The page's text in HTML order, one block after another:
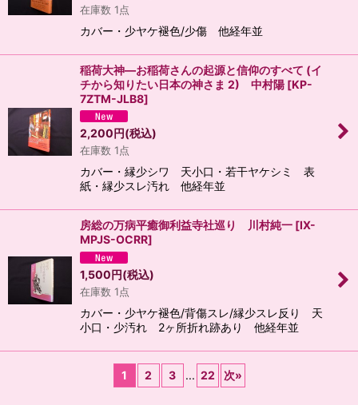
在庫数 1点
カバー・少ヤケ褪色/少傷 他経年並
稲荷大神―お稲荷さんの起源と信仰のすべて (イ
チから知りたい日本の神さま 2) 中村陽 [KP-
7ZTM-JLB8]
2,200円(税込)
在庫数 1点
カバー・縁少シワ 天小口・若干ヤケシミ 表
紙・縁少スレ汚れ 他経年並
房総の万病平癒御利益寺社巡り 川村純一 [IX-
MPJS-OCRR]
1,500円(税込)
在庫数 1点
カバー・少ヤケ褪色/背傷スレ/縁少スレ反り 天
小口・少汚れ 2ヶ所折れ跡あり 他経年並
1 2 3 ... 22 次»